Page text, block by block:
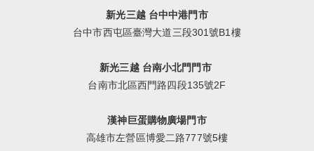
新光三越 台中中港門市
台中市西屯區臺灣大道三段301號B1樓
新光三越 台南小北門門市
台南市北區西門路四段135號2F
漢神巨蛋購物廣場門市
高雄市左營區博愛二路777號5樓